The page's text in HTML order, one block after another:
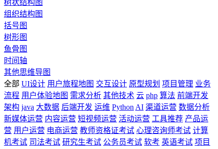
树状结构图
组织结构图
括号图
树形图
鱼骨图
时间轴
其他思维导图
全部 UI设计 用户旅程地图 交互设计 原型规划 项目管理 业务
流程 用户体验地图 需求分析 其他技术 云 php 算法 前端开发
架构 java 大数据 后端开发 运维 Python AI 渠道运营 数据分析
新媒体运营 内容运营 短视频运营 活动运营 工具推荐 产品运
营 用户运营 电商运营 教师资格证考试 心理咨询师考试 计算
机考试 司法考试 研究生考试 公务员考试 软考 英语考试 项目